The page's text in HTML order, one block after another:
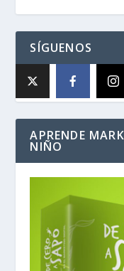
SÍGUENOS
APRENDE
NIÑO